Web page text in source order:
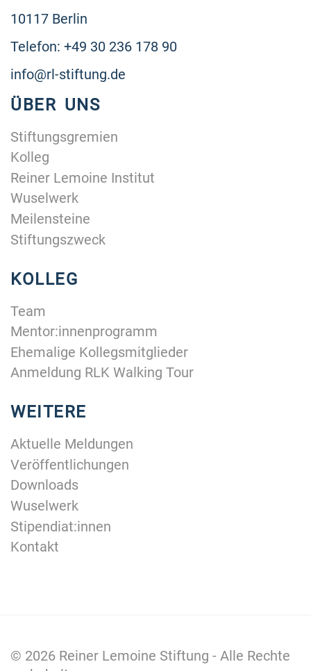
10117 Berlin
Telefon: +49 30 236 178 90
info@rl-stiftung.de
ÜBER UNS
Stiftungsgremien
Kolleg
Reiner Lemoine Institut
Wuselwerk
Meilensteine
Stiftungszweck
KOLLEG
Team
Mentor:innenprogramm
Ehemalige Kollegsmitglieder
Anmeldung RLK Walking Tour
WEITERE
Aktuelle Meldungen
Veröffentlichungen
Downloads
Wuselwerk
Stipendiat:innen
Kontakt
© 2026 Reiner Lemoine Stiftung - Alle Rechte